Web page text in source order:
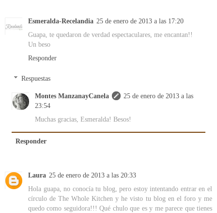
Esmeralda-Recelandia 25 de enero de 2013 a las 17:20
Guapa, te quedaron de verdad espectaculares, me encantan!!
Un beso
Responder
Respuestas
Montes ManzanayCanela
25 de enero de 2013 a las
23:54
Muchas gracias, Esmeralda! Besos!
Responder
Laura 25 de enero de 2013 a las 20:33
Hola guapa, no conocía tu blog, pero estoy intentando entrar en el
círculo de The Whole Kitchen y he visto tu blog en el foro y me
quedo como seguidora!!! Qué chulo que es y me parece que tienes